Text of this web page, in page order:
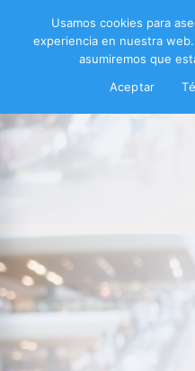
Usamos cookies para
experiencia en nuestra
asumiremos que
Aceptar